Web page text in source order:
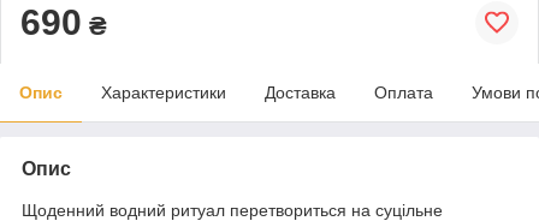
690 ₴
Опис Характеристики Доставка Оплата Умови
Опис
Щоденний водний ритуал перетвориться на суцільне